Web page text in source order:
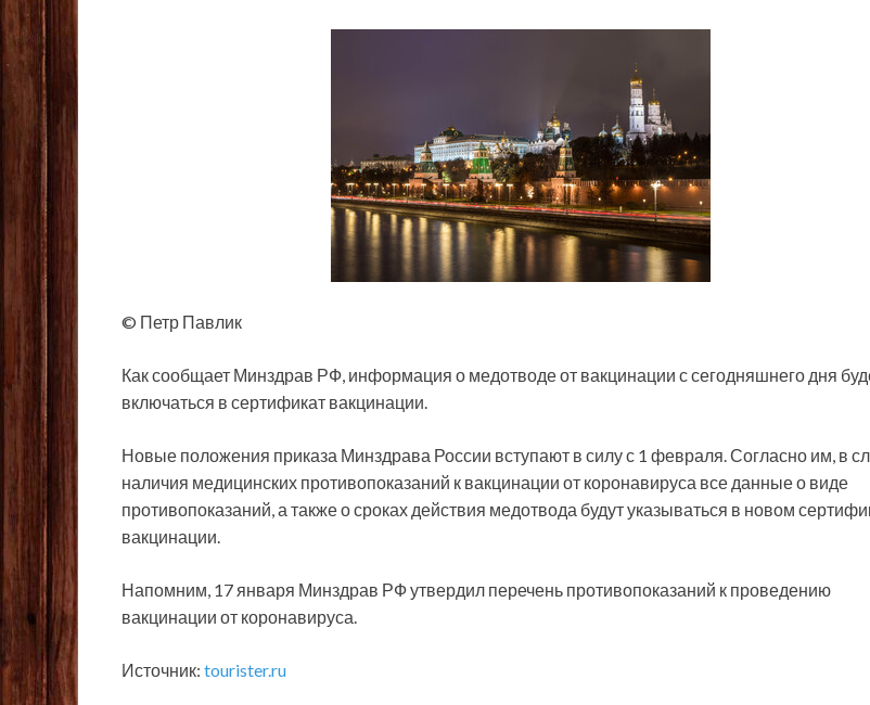
© Петр Павлик
Как сообщает Минздрав РФ, информация о медотводе от вакцинации с сегодняшнего дня
включаться в сертификат вакцинации.
Новые положения приказа Минздрава России вступают в силу с 1 февраля. Согласно им, в
наличия медицинских противопоказаний к вакцинации от коронавируса все данные о виде
противопоказаний, а также о сроках действия медотвода будут указываться в новом
вакцинации.
Напомним, 17 января Минздрав РФ утвердил перечень противопоказаний к проведению
вакцинации от коронавируса.
Источник: tourister.ru